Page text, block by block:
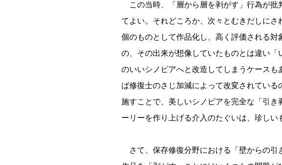
この当時、「層から層を剥がす」行為が批
てよい。それどころか、次々とむきだしに
個のものとして作品化し、高く評価される
の、その出来が想像していたものとは違い
のいいシノピアへと改造してしまうケース
ば修復士のさじ加減によって改変されてい
施すことで、美しいシノピアを完全な「引
ーリーを作り上げる介入のたぐいは、珍しい
さて、保存修復分野における「壁からの引